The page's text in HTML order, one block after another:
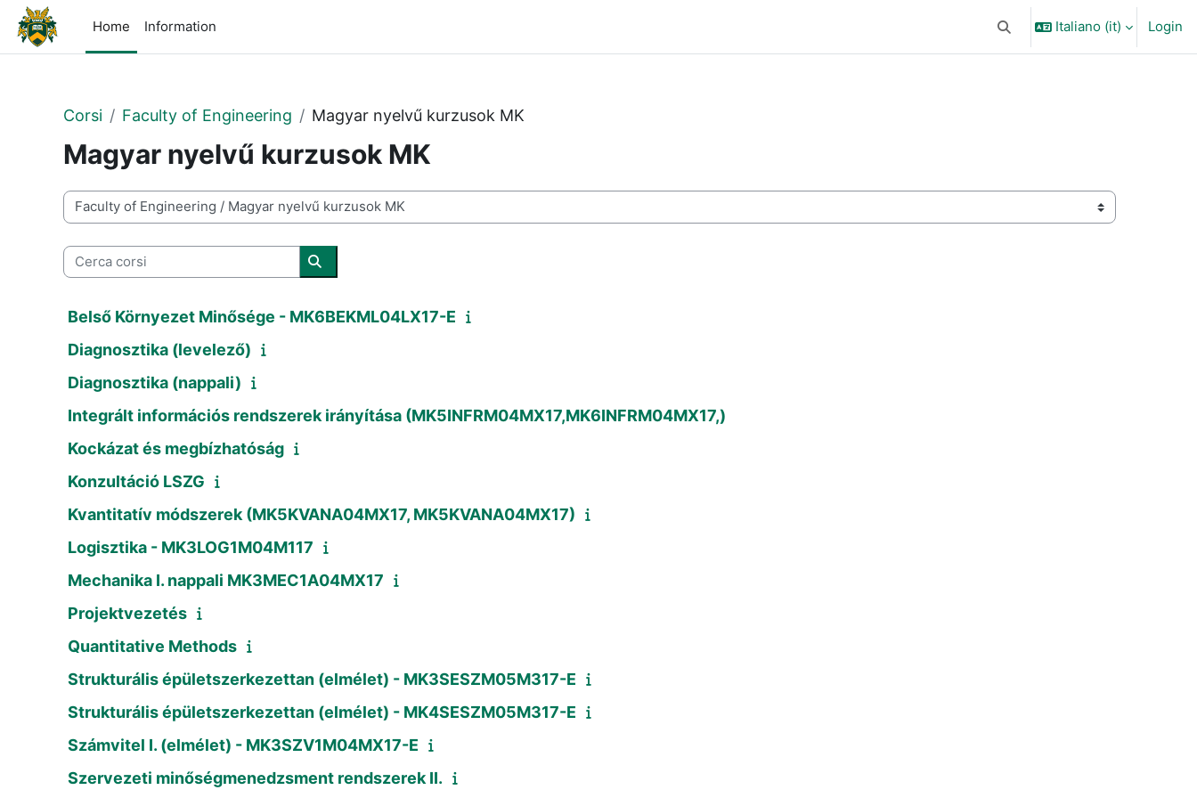
Vai al contenuto principale
Home
Information Attiva/disattiva input di ricerca
Italiano ‎(it)‎ Login
Corsi Faculty of Engineering Magyar nyelvű kurzusok MK
Magyar nyelvű kurzusok MK
Categorie di corso
Cerca corsi
Cerca corsi
Belső Környezet Minősége - MK6BEKML04LX17-E
Diagnosztika (levelező)
Diagnosztika (nappali)
Integrált információs rendszerek irányítása (MK5INFRM04MX17,MK6INFRM04MX17,)
Kockázat és megbízhatóság
Konzultáció LSZG
Kvantitatív módszerek (MK5KVANA04MX17, MK5KVANA04MX17)
Logisztika - MK3LOG1M04M117
Mechanika I. nappali MK3MEC1A04MX17
Projektvezetés
Quantitative Methods
Strukturális épületszerkezettan (elmélet) - MK3SESZM05M317-E
Strukturális épületszerkezettan (elmélet) - MK4SESZM05M317-E
Számvitel I. (elmélet) - MK3SZV1M04MX17-E
Szervezeti minőségmenedzsment rendszerek II.